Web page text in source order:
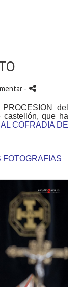
-
del
castellón, que ha
COFRADIA DE